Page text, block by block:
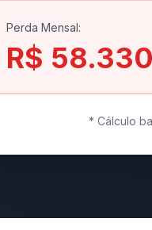
Perda Mensal:
R$ 58.330
* Cálculo